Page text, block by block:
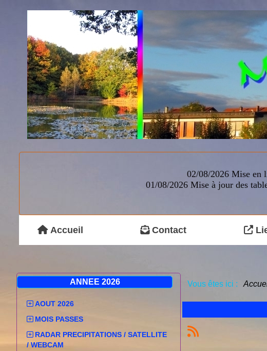
02/08/2026 Mise en
01/08/2026 Mise à jour des
Accueil Contact
ANNEE 2026
AOUT 2026
MOIS PASSES
RADAR PRECIPITATIONS / SATELLITE
/ WEBCAM
Vous êtes ici :